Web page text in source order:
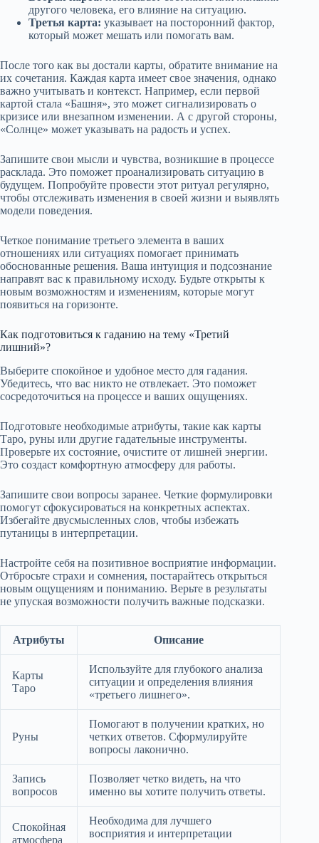
другого человека, его влияние на ситуацию.
Третья карта: указывает на посторонний фактор,
который может мешать или помогать вам.
После того как вы достали карты, обратите внимание на
их сочетания. Каждая карта имеет свое значения, однако
важно учитывать и контекст. Например, если первой
картой стала «Башня», это может сигнализировать о
кризисе или внезапном изменении. А с другой стороны,
«Солнце» может указывать на радость и успех.
Запишите свои мысли и чувства, возникшие в процессе
расклада. Это поможет проанализировать ситуацию в
будущем. Попробуйте провести этот ритуал регулярно,
чтобы отслеживать изменения в своей жизни и выявлять
модели поведения.
Четкое понимание третьего элемента в ваших
отношениях или ситуациях помогает принимать
обоснованные решения. Ваша интуиция и подсознание
направят вас к правильному исходу. Будьте открыты к
новым возможностям и изменениям, которые могут
появиться на горизонте.
Как подготовиться к гаданию на тему «Третий
лишний»?
Выберите спокойное и удобное место для гадания.
Убедитесь, что вас никто не отвлекает. Это поможет
сосредоточиться на процессе и ваших ощущениях.
Подготовьте необходимые атрибуты, такие как карты
Таро, руны или другие гадательные инструменты.
Проверьте их состояние, очистите от лишней энергии.
Это создаст комфортную атмосферу для работы.
Запишите свои вопросы заранее. Четкие формулировки
помогут сфокусироваться на конкретных аспектах.
Избегайте двусмысленных слов, чтобы избежать
путаницы в интерпретации.
Настройте себя на позитивное восприятие информации.
Отбросьте страхи и сомнения, постарайтесь открыться
новым ощущениям и пониманию. Верьте в результаты
не упуская возможности получить важные подсказки.
Атрибуты Описание
Карты
Таро
Используйте для глубокого анализа
ситуации и определения влияния
«третьего лишнего».
Руны
Помогают в получении кратких, но
четких ответов. Сформулируйте
вопросы лаконично.
Запись
вопросов
Позволяет четко видеть, на что
именно вы хотите получить ответы.
Спокойная
атмосфера
Необходима для лучшего
восприятия и интерпретации